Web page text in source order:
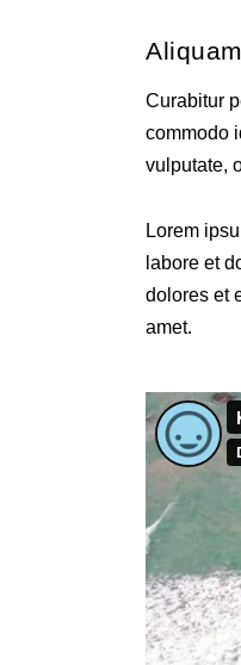
Curabitur
commodo
vulputate,
Lorem
labore et
dolores et
amet.